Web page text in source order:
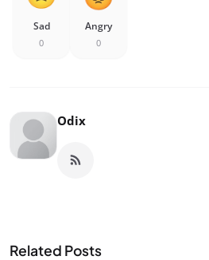
Sad
0
Angry
0
Odix
Related Posts